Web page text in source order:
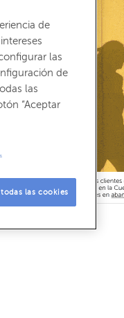
de
las
de
las
“Aceptar
las cookies